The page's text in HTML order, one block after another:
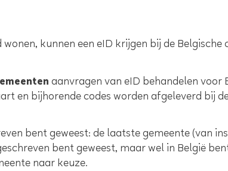
kunnen een eID krijgen bij de
aanvragen van eID behandelen voor
en bijhorende codes worden afgeleverd bij
bent geweest: de laatste gemeente (van
bent geweest, maar wel in België
naar keuze.